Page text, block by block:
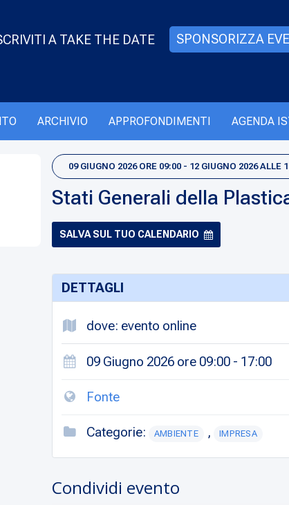
A TAKE THE DATE SPONSORIZZA
ARCHIVIO APPROFONDIMENTI AGENDA
09 GIUGNO 2026 ORE 09:00 - 12 GIUGNO 2026 ALLE
Stati Generali della
SALVA SUL TUO CALENDARIO
DETTAGLI
dove: evento online
09 Giugno 2026 ore 09:00 - 17:00
Fonte
Categorie: AMBIENTE , IMPRESA
Condividi evento